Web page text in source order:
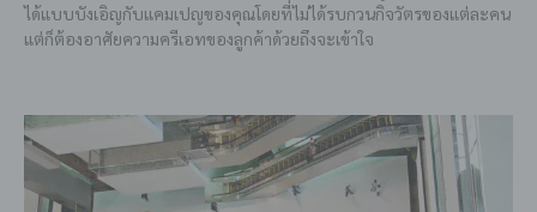
ได้แบบบังเอิญกับแคมเปญของคุณโดยที่ไม่ได้รบกวนกิจวัตรของแต่ละคน
แต่ก็ต้องอาศัยความครีเอทของลูกค้าด้วยถึงจะเข้าใจ